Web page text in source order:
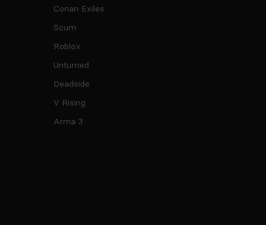
Conan Exiles
Scum
Roblox
Unturned
Deadside
V Rising
Arma 3